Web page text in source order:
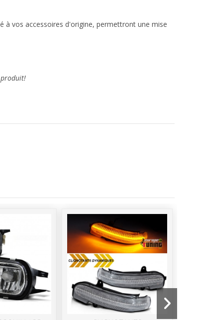
à vos accessoires d'origine, permettront une mise